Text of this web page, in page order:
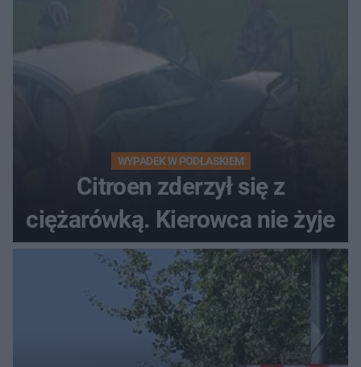
WYPADEK W PODLASKIEM
Citroen zderzył się z
ciężarówką. Kierowca nie żyje